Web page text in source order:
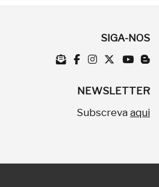
SIGA-NOS
NEWSLETTER
Subscreva aqui